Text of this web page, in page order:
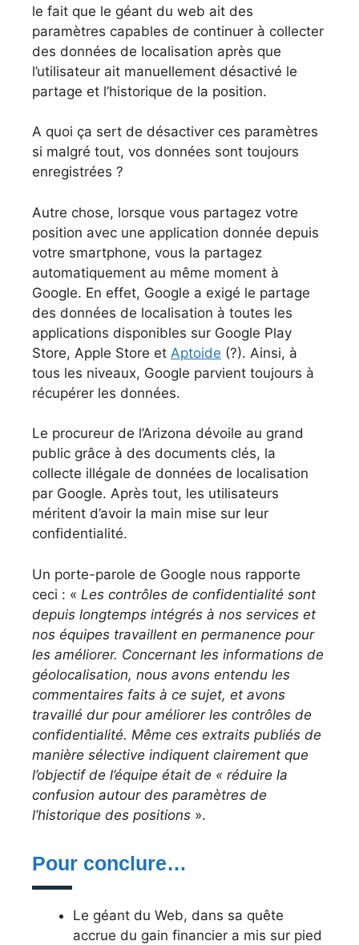
le fait que le géant du web ait des
paramètres capables de continuer à collecter
des données de localisation après que
l’utilisateur ait manuellement désactivé le
partage et l’historique de la position.
A quoi ça sert de désactiver ces paramètres
si malgré tout, vos données sont toujours
enregistrées ?
Autre chose, lorsque vous partagez votre
position avec une application donnée depuis
votre smartphone, vous la partagez
automatiquement au même moment à
Google. En effet, Google a exigé le partage
des données de localisation à toutes les
applications disponibles sur Google Play
Store, Apple Store et Aptoide (?). Ainsi, à
tous les niveaux, Google parvient toujours à
récupérer les données.
Le procureur de l’Arizona dévoile au grand
public grâce à des documents clés, la
collecte illégale de données de localisation
par Google. Après tout, les utilisateurs
méritent d’avoir la main mise sur leur
confidentialité.
Un porte-parole de Google nous rapporte
ceci : « Les contrôles de confidentialité sont
depuis longtemps intégrés à nos services et
nos équipes travaillent en permanence pour
les améliorer. Concernant les informations de
géolocalisation, nous avons entendu les
commentaires faits à ce sujet, et avons
travaillé dur pour améliorer les contrôles de
confidentialité. Même ces extraits publiés de
manière sélective indiquent clairement que
l’objectif de l’équipe était de « réduire la
confusion autour des paramètres de
l’historique des positions ».
Pour conclure…
Le géant du Web, dans sa quête
accrue du gain financier a mis sur pied